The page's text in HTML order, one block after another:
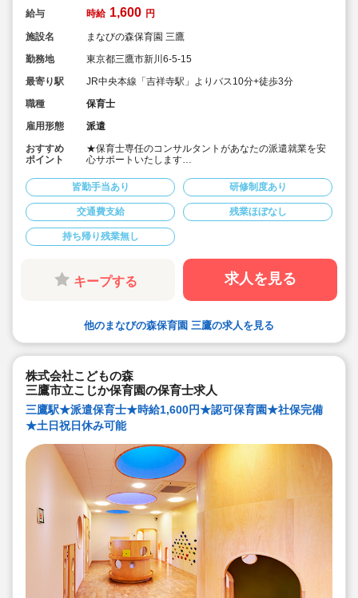
給与 時給 1,600 円
施設名
まなびの森保育園 三鷹
勤務地
東京都三鷹市新川6-5-15
最寄り駅
JR中央本線「吉祥寺駅」よりバス10分+徒歩3分
職種
保育士
雇用形態
派遣
おすすめ
ポイント
★保育士専任のコンサルタントがあなたの派遣就業を安
心サポートいたします
★時給1,600円の求人です
皆勤手当あり 研修制度あり
交通費支給 残業ほぼなし
持ち帰り残業無し
キープする 求人を見る
他のまなびの森保育園 三鷹の求人を見る
株式会社こどもの森
三鷹市立こじか保育園の保育士求人
三鷹駅★派遣保育士★時給1,600円★認可保育園★社保完備
★土日祝日休み可能